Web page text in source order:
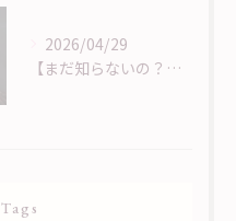
2026/04/29
【まだ知らないの？！頑張らないダイエット】
Tags